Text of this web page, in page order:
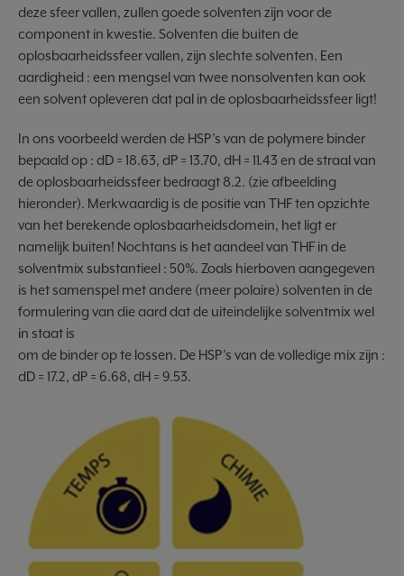
deze sfeer vallen, zullen goede solventen zijn voor de
component in kwestie. Solventen die buiten de
oplosbaarheidssfeer vallen, zijn slechte solventen. Een
aardigheid : een mengsel van twee nonsolventen kan ook
een solvent opleveren dat pal in de oplosbaarheidssfeer ligt!
In ons voorbeeld werden de HSP’s van de polymere binder
bepaald op : dD = 18.63, dP = 13.70, dH = 11.43 en de straal van
de oplosbaarheidssfeer bedraagt 8.2. (zie afbeelding
hieronder). Merkwaardig is de positie van THF ten opzichte
van het berekende oplosbaarheidsdomein, het ligt er
namelijk buiten! Nochtans is het aandeel van THF in de
solventmix substantieel : 50%. Zoals hierboven aangegeven
is het samenspel met andere (meer polaire) solventen in de
formulering van die aard dat de uiteindelijke solventmix wel
in staat is
om de binder op te lossen. De HSP’s van de volledige mix zijn :
dD = 17.2, dP = 6.68, dH = 9.53.